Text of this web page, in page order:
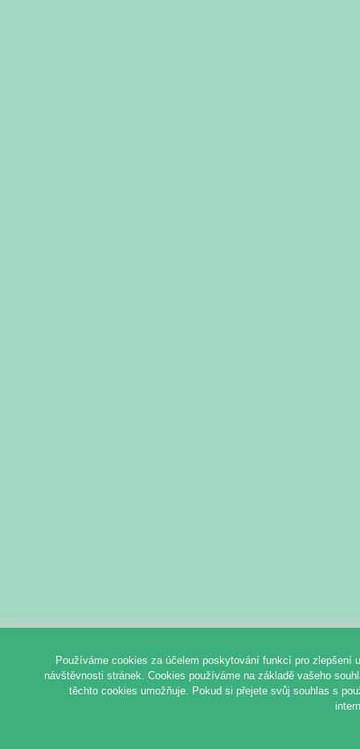
Používáme cookies za účelem poskytování funkcí pro zlepšení
návštěvnosti stránek. Cookies používáme na základě vašeho
těchto cookies umožňuje. Pokud si přejete svůj souhlas s